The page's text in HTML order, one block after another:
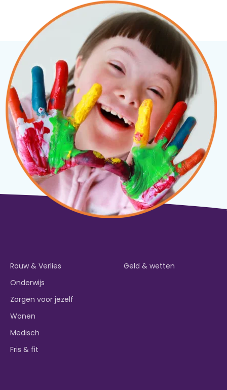
Rouw & Verlies
Onderwijs
Zorgen voor jezelf
Wonen
Medisch
Fris & fit
Geld & wetten